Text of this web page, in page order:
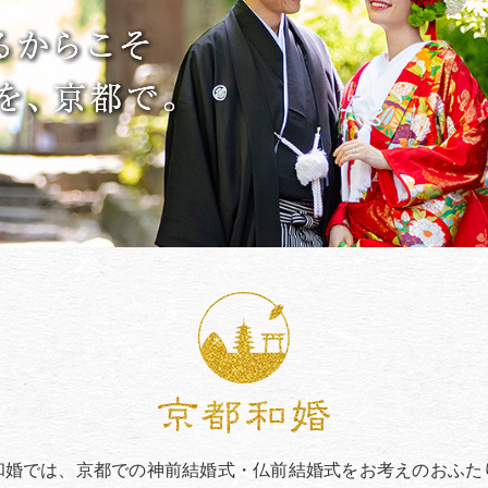
婚では、京都での神前結婚式・仏前結婚式をお考えのおふた